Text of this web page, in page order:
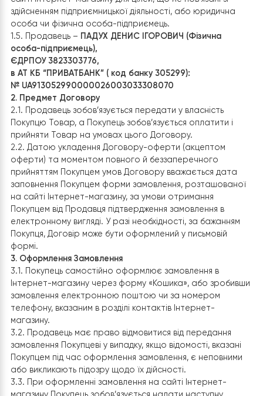
ознайомлення Покупця із запропонованим Продавцем
описом Товару за допомогою мережі Інтернет.
1.4. Покупець – дієздатна фізична особа, яка досягла
років, отримує інформацію від Продавця, розміщує
замовлення щодо купівлі товару, що представлений
сайті Інтернет-магазину для цілей, що не пов’язані зі
здійсненням підприємницької діяльності, або юридична
особа чи фізична особа-підприємець.
1.5. Продавець –ПАДУХ ДЕНИС ІГОРОВИЧ (Фiзична
особа-пiдприємець),
ЄДРПОУ 3823303776,
в АТ КБ “ПРИВАТБАНК” ( код банку 305299):
№ UA913052990000026003033308070
2. Предмет Договору
2.1. Продавець зобов’язується передати у власність
Покупцю Товар, а Покупець зобов’язується оплатити і
прийняти Товар на умовах цього Договору.
2.2. Датою укладення Договору-оферти (акцептом
оферти) та моментом повного й беззаперечного
прийняттям Покупцем умов Договору вважається дата
заповнення Покупцем форми замовлення,
на сайті Інтернет-магазину, за умови отримання
Покупцем від Продавця підтвердження замовлення в
електронному вигляді. У разі необхідності, за
Покупця, Договір може бути оформлений у письмовій
формі.
3. Оформлення Замовлення
3.1. Покупець самостійно оформлює замовлення в
Інтернет-магазину через форму «Кошика», або